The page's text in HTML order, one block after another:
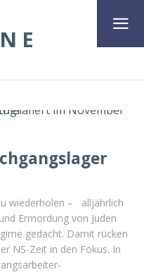
wiederholen – alljährlich
Ermordung von Juden
gedacht. Damit rücken
NS-Zeit in den Fokus. In